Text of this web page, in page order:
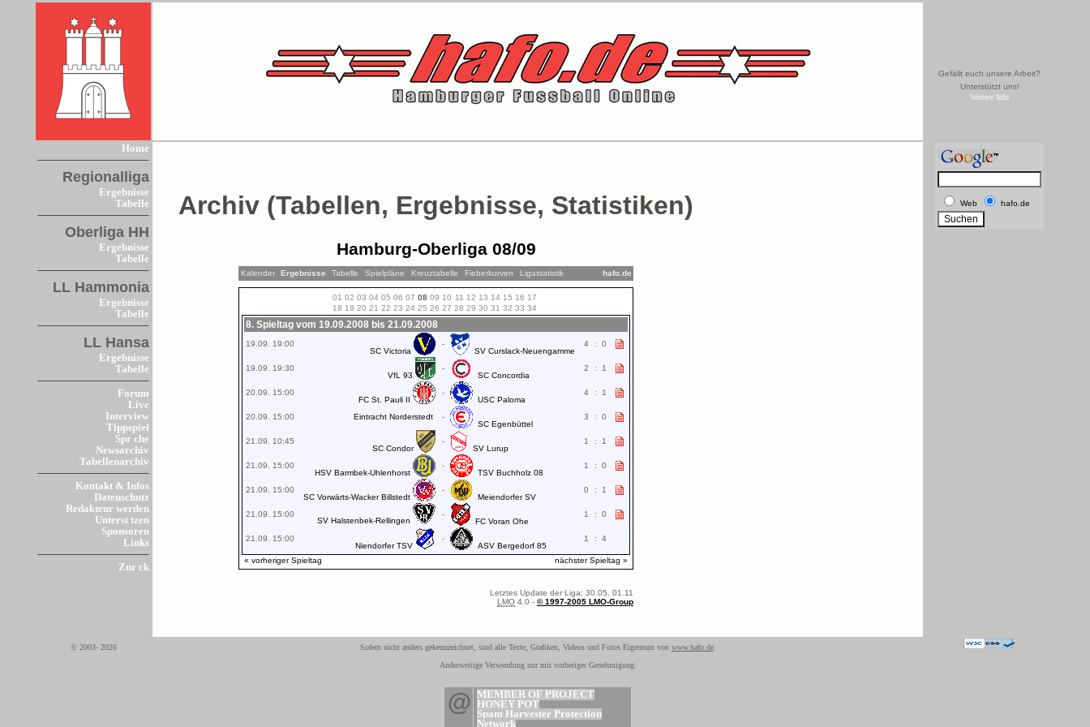
Gefällt euch unsere Arbeit?
Unterstützt uns!
Weitere Info
Home
Regionalliga
Ergebnisse
Tabelle
Oberliga HH
Ergebnisse
Tabelle
LL Hammonia
Ergebnisse
Tabelle
LL Hansa
Ergebnisse
Tabelle
Forum
Live
Interview
Tippspiel
Spr che
Newsarchiv
Tabellenarchiv
Kontakt & Infos
Datenschutz
Redakteur werden
Unterst tzen
Sponsoren
Links
Zur ck
Archiv (Tabellen, Ergebnisse, Statistiken)
Hamburg-Oberliga 08/09
Kalender Ergebnisse Tabelle Spielpläne Kreuztabelle Fieberkurven Ligastatistik hafo.de
01 02 03 04 05 06 07 08 09 10 11 12 13 14 15 16 17
18 19 20 21 22 23 24 25 26 27 28 29 30 31 32 33 34
8. Spieltag vom 19.09.2008 bis 21.09.2008
19.09. 19:00
SC Victoria
-
SV Curslack-Neuengamme
4 : 0
19.09. 19:30
VfL 93
-
SC Concordia
2 : 1
20.09. 15:00
FC St. Pauli II
-
USC Paloma
4 : 1
20.09. 15:00 Eintracht Norderstedt
-
SC Egenbüttel
3 : 0
21.09. 10:45
SC Condor
-
SV Lurup
1 : 1
21.09. 15:00
HSV Barmbek-Uhlenhorst
-
TSV Buchholz 08
1 : 0
21.09. 15:00
SC Vorwärts-Wacker Billstedt
-
Meiendorfer SV
0 : 1
21.09. 15:00
SV Halstenbek-Rellingen
-
FC Voran Ohe
1 : 0
21.09. 15:00
Niendorfer TSV
-
ASV Bergedorf 85
1 : 4
« vorheriger Spieltag nächster Spieltag »
Letztes Update der Liga: 30.05. 01.11
LMO 4.0 - © 1997-2005 LMO-Group
Web hafo.de
© 2003- 2026 Sofern nicht anders gekennzeichnet, sind alle Texte, Grafiken, Videos und Fotos Eigentum von www.hafo.de.
Anderweitige Verwendung nur mit vorheriger Genehmigung.
@
MEMBER OF PROJECT
HONEY POT
Spam Harvester Protection
Network